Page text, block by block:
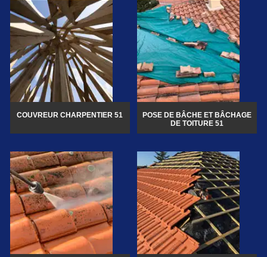
COUVREUR CHARPENTIER 51
POSE DE BÂCHE ET BÂCHAGE
DE TOITURE 51